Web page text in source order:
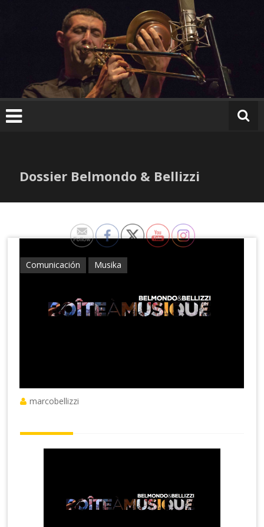
Dossier Belmondo & Bellizzi
Comunicación Musika
marcobellizzi